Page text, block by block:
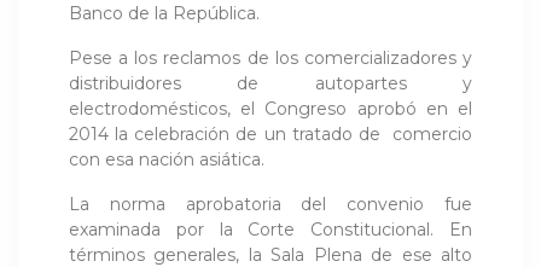
Banco de la República.
Pese a los reclamos de los comercializadores y
distribuidores de autopartes y
electrodomésticos, el Congreso aprobó en el
2014 la celebración de un tratado de comercio
con esa nación asiática.
La norma aprobatoria del convenio fue
examinada por la Corte Constitucional. En
términos generales, la Sala Plena de ese alto